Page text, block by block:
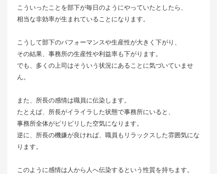
こういったことを部下が毎日のようにやっていたとしたら、
相当な非効率が生まれていることになります。
こうして部下のパフォーマンスや生産性が大きく下がり、
その結果、事務所の生産性や利益率も下がります。
でも、多くの上司はそういう状況にあることに気づいていませ
ん。
また、所長の感情は職員に伝染します。
たとえば、所長がイライラした状態で事務所にいると、
事務所全体がピリピリした空気になります。
逆に、所長の機嫌が良ければ、職員もリラックスした雰囲気にな
ります。
このように感情は人から人へ伝染するという性質を持ちます。